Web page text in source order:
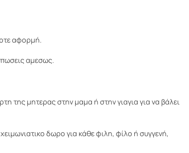
αφορμή.
αμεσως.
της μητερας στην μαμα ή στην γιαγια για να βάλει
δωρο για κάθε φιλη, φίλο ή συγγενή,